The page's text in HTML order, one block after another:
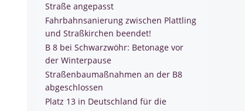
Straße angepasst
Fahrbahnsanierung zwischen Plattling
und Straßkirchen beendet!
B 8 bei Schwarzwöhr: Betonage vor
der Winterpause
Straßenbaumaßnahmen an der B8
abgeschlossen
Platz 13 in Deutschland für die